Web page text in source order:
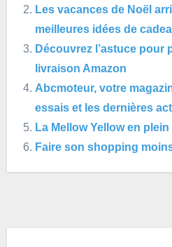
Les vacances de Noël
meilleures idées de
Découvrez l’astuce pour
livraison Amazon
Abcmoteur, votre
essais et les dernières
La Mellow Yellow en
Faire son shopping